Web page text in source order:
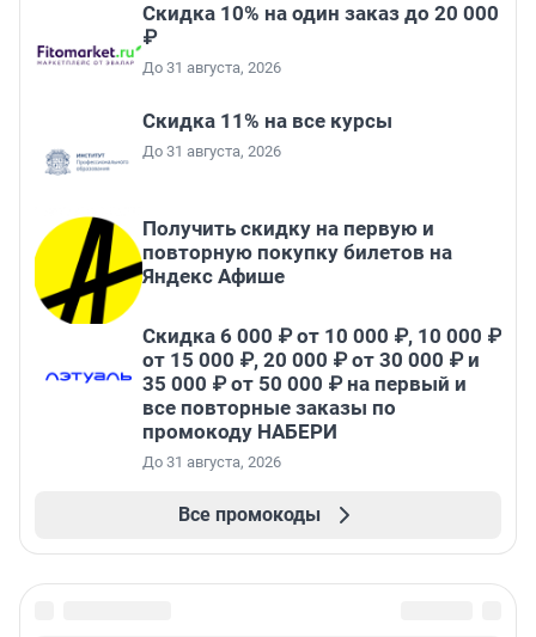
Скидка 10% на один заказ до 20 000
₽
До 31 августа, 2026
Скидка 11% на все курсы
До 31 августа, 2026
Получить скидку на первую и
повторную покупку билетов на
Яндекс Афише
Скидка 6 000 ₽ от 10 000 ₽, 10 000 ₽
от 15 000 ₽, 20 000 ₽ от 30 000 ₽ и
35 000 ₽ от 50 000 ₽ на первый и
все повторные заказы по
промокоду НАБЕРИ
До 31 августа, 2026
Все промокоды